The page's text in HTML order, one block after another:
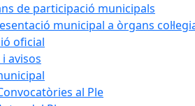
de participació municipals
municipal a òrgans
oficial
i avisos
al Ple